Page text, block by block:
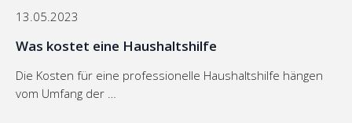
13.05.2023
Was kostet eine Haushaltshilfe
Die Kosten für eine professionelle Haushaltshilfe hängen
vom Umfang der …